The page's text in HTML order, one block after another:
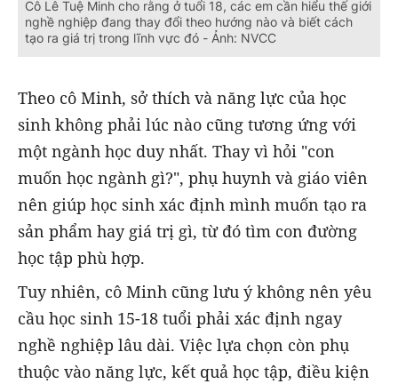
Cô Lê Tuệ Minh cho rằng ở tuổi 18, các em cần hiểu thế giới
nghề nghiệp đang thay đổi theo hướng nào và biết cách
tạo ra giá trị trong lĩnh vực đó - Ảnh: NVCC
Theo cô Minh, sở thích và năng lực của học
sinh không phải lúc nào cũng tương ứng với
một ngành học duy nhất. Thay vì hỏi "con
muốn học ngành gì?", phụ huynh và giáo viên
nên giúp học sinh xác định mình muốn tạo ra
sản phẩm hay giá trị gì, từ đó tìm con đường
học tập phù hợp.
Tuy nhiên, cô Minh cũng lưu ý không nên yêu
cầu học sinh 15-18 tuổi phải xác định ngay
nghề nghiệp lâu dài. Việc lựa chọn còn phụ
thuộc vào năng lực, kết quả học tập, điều kiện